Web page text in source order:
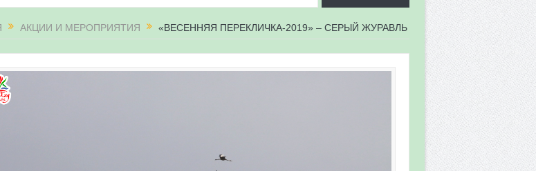
2026» в Республике Башкортостан
имена и кольца
2026» в Республике Башкортостан
31 мая 2026
АКЦИИ И МЕРОПРИЯТИЯ «ВЕСЕННЯЯ ПЕРЕКЛИЧКА-2019» – СЕРЫЙ ЖУРАВЛЬ